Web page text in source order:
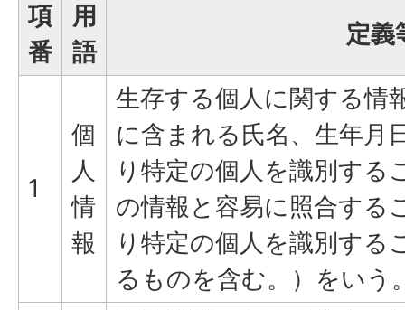
項
番
用
語
定義
1
個
人
情
報
生存する個人に関する情
に含まれる氏名、生年月
り特定の個人を識別する
の情報と容易に照合する
り特定の個人を識別する
るものを含む。）をいう